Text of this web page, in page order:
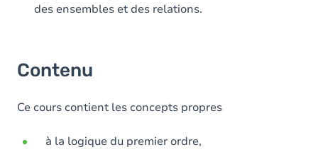
des ensembles et des relations.
Contenu
Ce cours contient les concepts propres
à la logique du premier ordre,